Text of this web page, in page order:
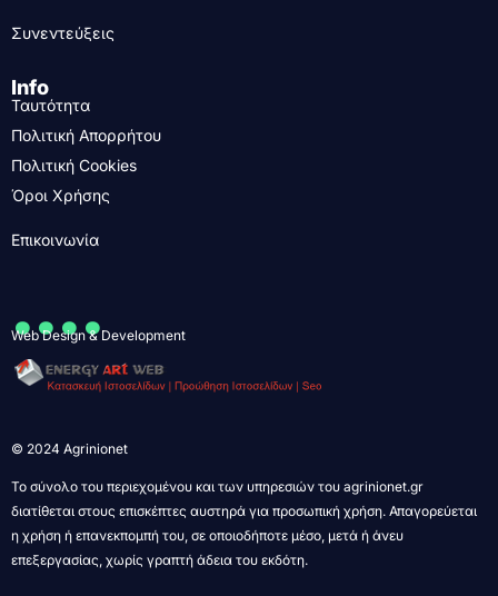
Συνεντεύξεις
Info
Ταυτότητα
Πολιτική Απορρήτου
Πολιτική Cookies
Όροι Χρήσης
Επικοινωνία
....
Web Design & Development
© 2024 Agrinionet
Το σύνολο του περιεχομένου και των υπηρεσιών του agrinionet.gr
διατίθεται στους επισκέπτες αυστηρά για προσωπική χρήση. Απαγορεύεται
η χρήση ή επανεκπομπή του, σε οποιοδήποτε μέσο, μετά ή άνευ
επεξεργασίας, χωρίς γραπτή άδεια του εκδότη.